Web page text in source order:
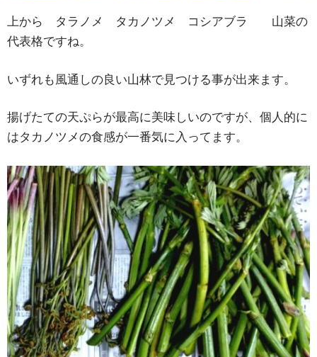
上から タラノメ タカノツメ コシアブラ 山菜の
代表格ですね。
いずれも風通しの良い山林で見つける事が出来ます。
揚げたての天ぷらが最高に美味しいのですが、個人的に
はタカノツメの食感が一番気に入ってます。